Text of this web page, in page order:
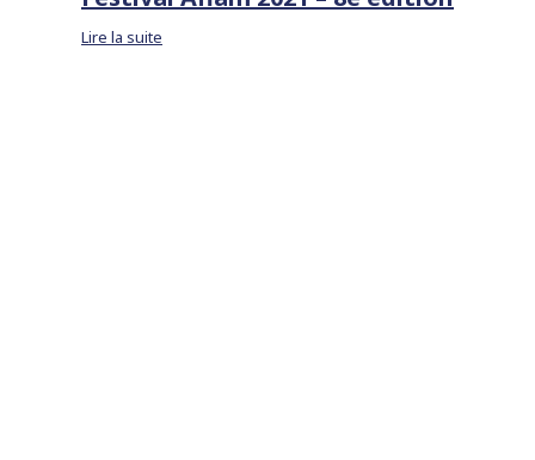
Lire la suite